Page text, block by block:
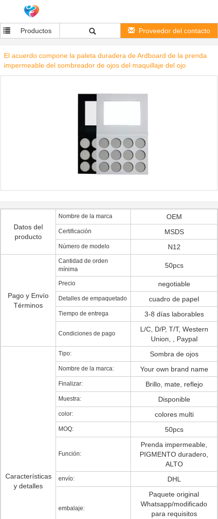
Productos Proveedor del contacto
El acuerdo compone la paleta duradera de Ardboard de la prenda
impermeable del sombreador de ojos del maquillaje del ojo
Datos del
producto
Nombre de la marca OEM
Certificación MSDS
Número de modelo N12
Pago y Envío
Términos
Cantidad de orden
mínima
50pcs
Precio negotiable
Detalles de empaquetado cuadro de papel
Tiempo de entrega 3-8 días laborables
Condiciones de pago
L/C, D/P, T/T, Western
Union, , Paypal
Características
y detalles
Tipo: Sombra de ojos
Nombre de la marca: Your own brand name
Finalizar: Brillo, mate, reflejo
Muestra: Disponible
color: colores multi
MOQ: 50pcs
Función:
Prenda impermeable,
PIGMENTO duradero,
ALTO
envío: DHL
embalaje:
Paquete original
Whatsapp/modificado
para requisitos